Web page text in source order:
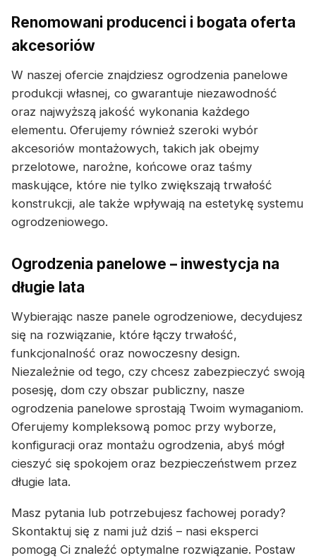
Renomowani producenci i bogata oferta
akcesoriów
W naszej ofercie znajdziesz ogrodzenia panelowe
produkcji własnej, co gwarantuje niezawodność
oraz najwyższą jakość wykonania każdego
elementu. Oferujemy również szeroki wybór
akcesoriów montażowych, takich jak obejmy
przelotowe, narożne, końcowe oraz taśmy
maskujące, które nie tylko zwiększają trwałość
konstrukcji, ale także wpływają na estetykę systemu
ogrodzeniowego.
Ogrodzenia panelowe – inwestycja na
długie lata
Wybierając nasze panele ogrodzeniowe, decydujesz
się na rozwiązanie, które łączy trwałość,
funkcjonalność oraz nowoczesny design.
Niezależnie od tego, czy chcesz zabezpieczyć swoją
posesję, dom czy obszar publiczny, nasze
ogrodzenia panelowe sprostają Twoim wymaganiom.
Oferujemy kompleksową pomoc przy wyborze,
konfiguracji oraz montażu ogrodzenia, abyś mógł
cieszyć się spokojem oraz bezpieczeństwem przez
długie lata.
Masz pytania lub potrzebujesz fachowej porady?
Skontaktuj się z nami już dziś – nasi eksperci
pomogą Ci znaleźć optymalne rozwiązanie. Postaw